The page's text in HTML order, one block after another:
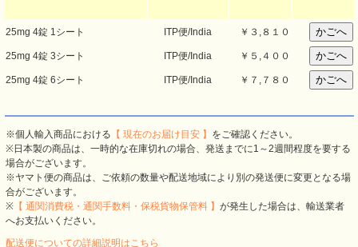
25mg 4錠 1シート ITP便/India ￥ ３,８１０
25mg 4錠 3シート ITP便/India ￥ ５,４００
25mg 4錠 6シート ITP便/India ￥ ７,７８０
※個人輸入商品における 【 現在のお届け目安 】 をご確認ください。
※日本製の商品は、一時的な在庫切れの場合、発送までに1～2週間程度を要する
場合がございます。
※ヤマト便の商品は、ご依頼の数量や配送地域により別の発送便に変更となる場
合がございます。
※ 【 通関消費税・通関手数料・保税貨物保管料 】 が発生した場合は、輸送業者
へお支払いください。
配送便についての詳細説明はこちら